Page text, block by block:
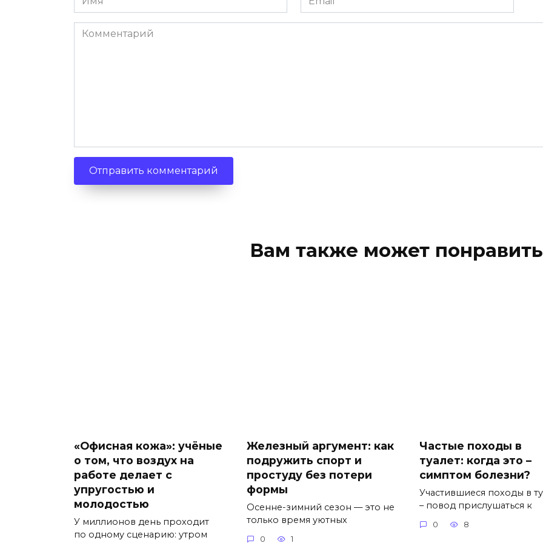
Комментарий
Вам также может
«Офисная кожа»: учёные
о том, что воздух на
работе делает с
упругостью и
молодостью
У миллионов день проходит
по одному сценарию: утром
Железный аргумент: как
подружить спорт и
простуду без потери
формы
Осенне-зимний сезон — это не
только время уютных
0 1
Частые походы в
туалет: когда это –
симптом болезни?
Участившиеся походы в
– повод прислушаться к
0 8